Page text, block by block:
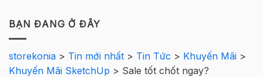
BẠN ĐANG Ở ĐÂY
storekonia > Tin mới nhất > Tin Tức > Khuyến Mãi >
Khuyến Mãi SketchUp > Sale tốt chốt ngay?